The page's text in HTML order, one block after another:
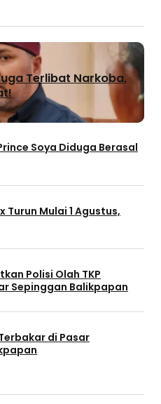
Terlibat Narkoba,
Soya Diduga Berasal
Turun Mulai 1 Agustus,
Polisi Olah TKP
Sepinggan Balikpapan
di Pasar